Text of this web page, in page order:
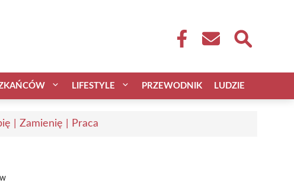
LIFESTYLE PRZEWODNIK LUDZIE
| Zamienię | Praca